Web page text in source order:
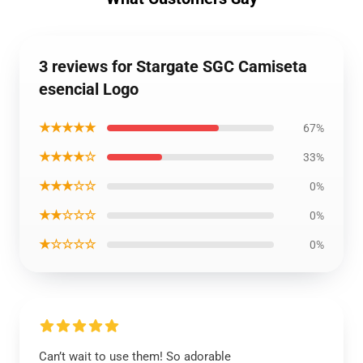
3 reviews for Stargate SGC Camiseta
esencial Logo
★★★★★ 67%
★★★★☆ 33%
★★★☆☆ 0%
★★☆☆☆ 0%
★☆☆☆☆ 0%
Can’t wait to use them! So adorable